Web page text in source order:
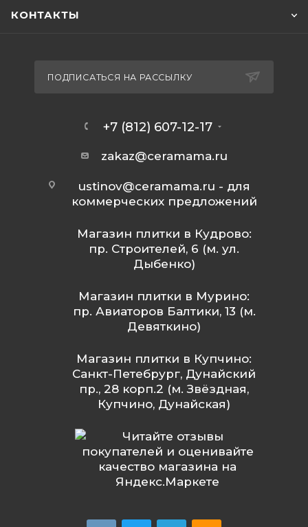
КОНТАКТЫ
ПОДПИСАТЬСЯ НА РАССЫЛКУ
+7 (812) 607-12-17
zakaz@ceramama.ru
ustinov@ceramama.ru - для
коммерческих предложений
Магазин плитки в Кудрово:
пр. Строителей, 6 (м. ул.
Дыбенко)
Магазин плитки в Мурино:
пр. Авиаторов Балтики, 13 (м.
Девяткино)
Магазин плитки в Купчино:
Санкт-Петебрург, Дунайский
пр., 28 корп.2 (м. Звёздная,
Купчино, Дунайская)